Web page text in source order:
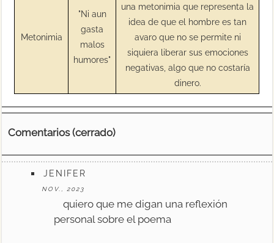
Metonimia
"Ni aun
gasta
malos
humores"
una metonimia que representa la
idea de que el hombre es tan
avaro que no se permite ni
siquiera liberar sus emociones
negativas, algo que no costaría
dinero.
Comentarios (cerrado)
JENIFER
NOV., 2023
quiero que me digan una reflexión
personal sobre el poema